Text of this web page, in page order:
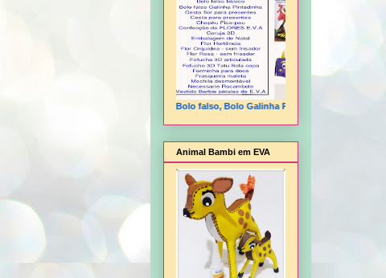
Animal Bambi 3D, Bolo falso, Bolo Galinha Pintadinha, Cesta flor,
Animal Bambi em EVA